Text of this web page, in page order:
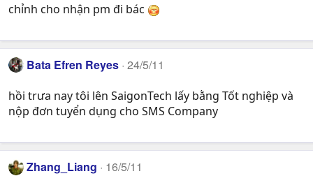
chỉnh cho nhận pm đi bác
Bata Efren Reyes 24/5/11
hồi trưa nay tôi lên SaigonTech lấy bằng Tốt nghiệp và
nộp đơn tuyển dụng cho SMS Company
Zhang_Liang 16/5/11